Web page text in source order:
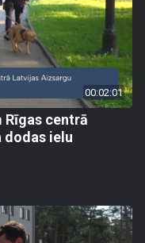
00:02:01
centrā
ielu